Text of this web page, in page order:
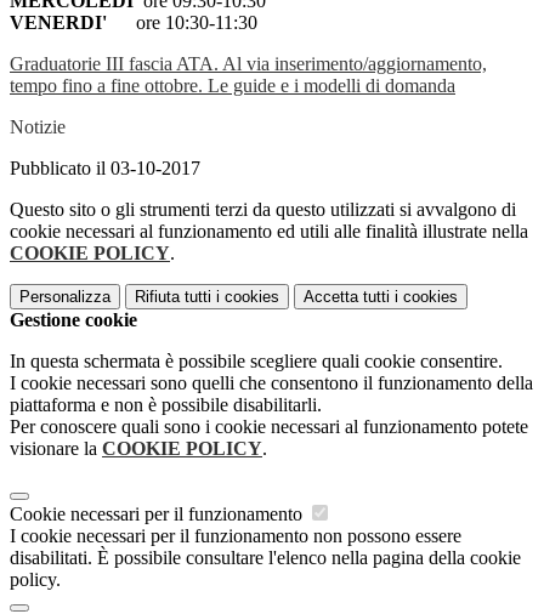
VENERDI' ore 10:30-11:30
Graduatorie III fascia ATA. Al via inserimento/aggiornamento,
tempo fino a fine ottobre. Le guide e i modelli di domanda
Notizie
Pubblicato il 03-10-2017
Questo sito o gli strumenti terzi da questo utilizzati si avvalgono di
cookie necessari al funzionamento ed utili alle finalità illustrate nella
COOKIE POLICY.
Personalizza Rifiuta tutti i cookies Accetta tutti i cookies
Gestione cookie
In questa schermata è possibile scegliere quali cookie consentire.
I cookie necessari sono quelli che consentono il funzionamento della
piattaforma e non è possibile disabilitarli.
Per conoscere quali sono i cookie necessari al funzionamento potete
visionare la COOKIE POLICY.
Cookie necessari per il funzionamento
I cookie necessari per il funzionamento non possono essere
disabilitati. È possibile consultare l'elenco nella pagina della cookie
policy.